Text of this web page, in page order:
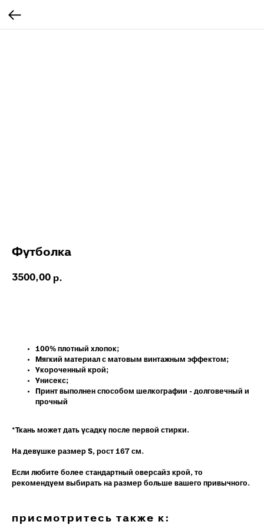
Футболка
3500,00 р.
100% плотный хлопок;
Мягкий материал с матовым винтажным эффектом;
Укороченный крой;
Унисекс;
Принт выполнен способом шелкографии - долговечный и
прочный
*Ткань может дать усадку после первой стирки.
На девушке размер S, рост 167 см.
Если любите более стандартный оверсайз крой, то
рекомендуем выбирать на размер больше вашего привычного.
присмотритесь также к: